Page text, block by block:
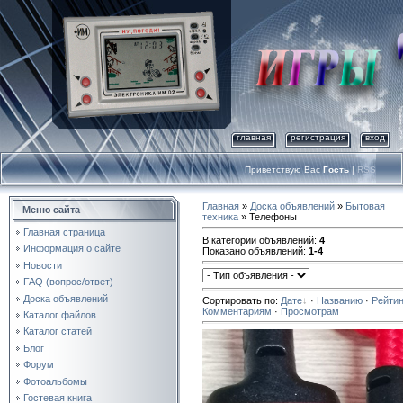
главная регистрация вход
Приветствую Вас Гость | RSS
Меню сайта
Главная страница
Информация о сайте
Новости
FAQ (вопрос/ответ)
Доска объявлений
Каталог файлов
Каталог статей
Блог
Форум
Фотоальбомы
Гостевая книга
Главная » Доска объявлений » Бытовая
техника » Телефоны
В категории объявлений: 4
Показано объявлений: 1-4
Сортировать по: Дате · Названию ·
Комментариям · Просмотрам